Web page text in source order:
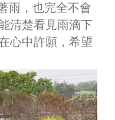
雨，也完全不會
清楚看見雨滴下
心中許願，希望